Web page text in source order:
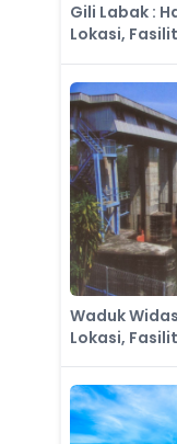
Gili Labak :
Lokasi,
Waduk
Lokasi,